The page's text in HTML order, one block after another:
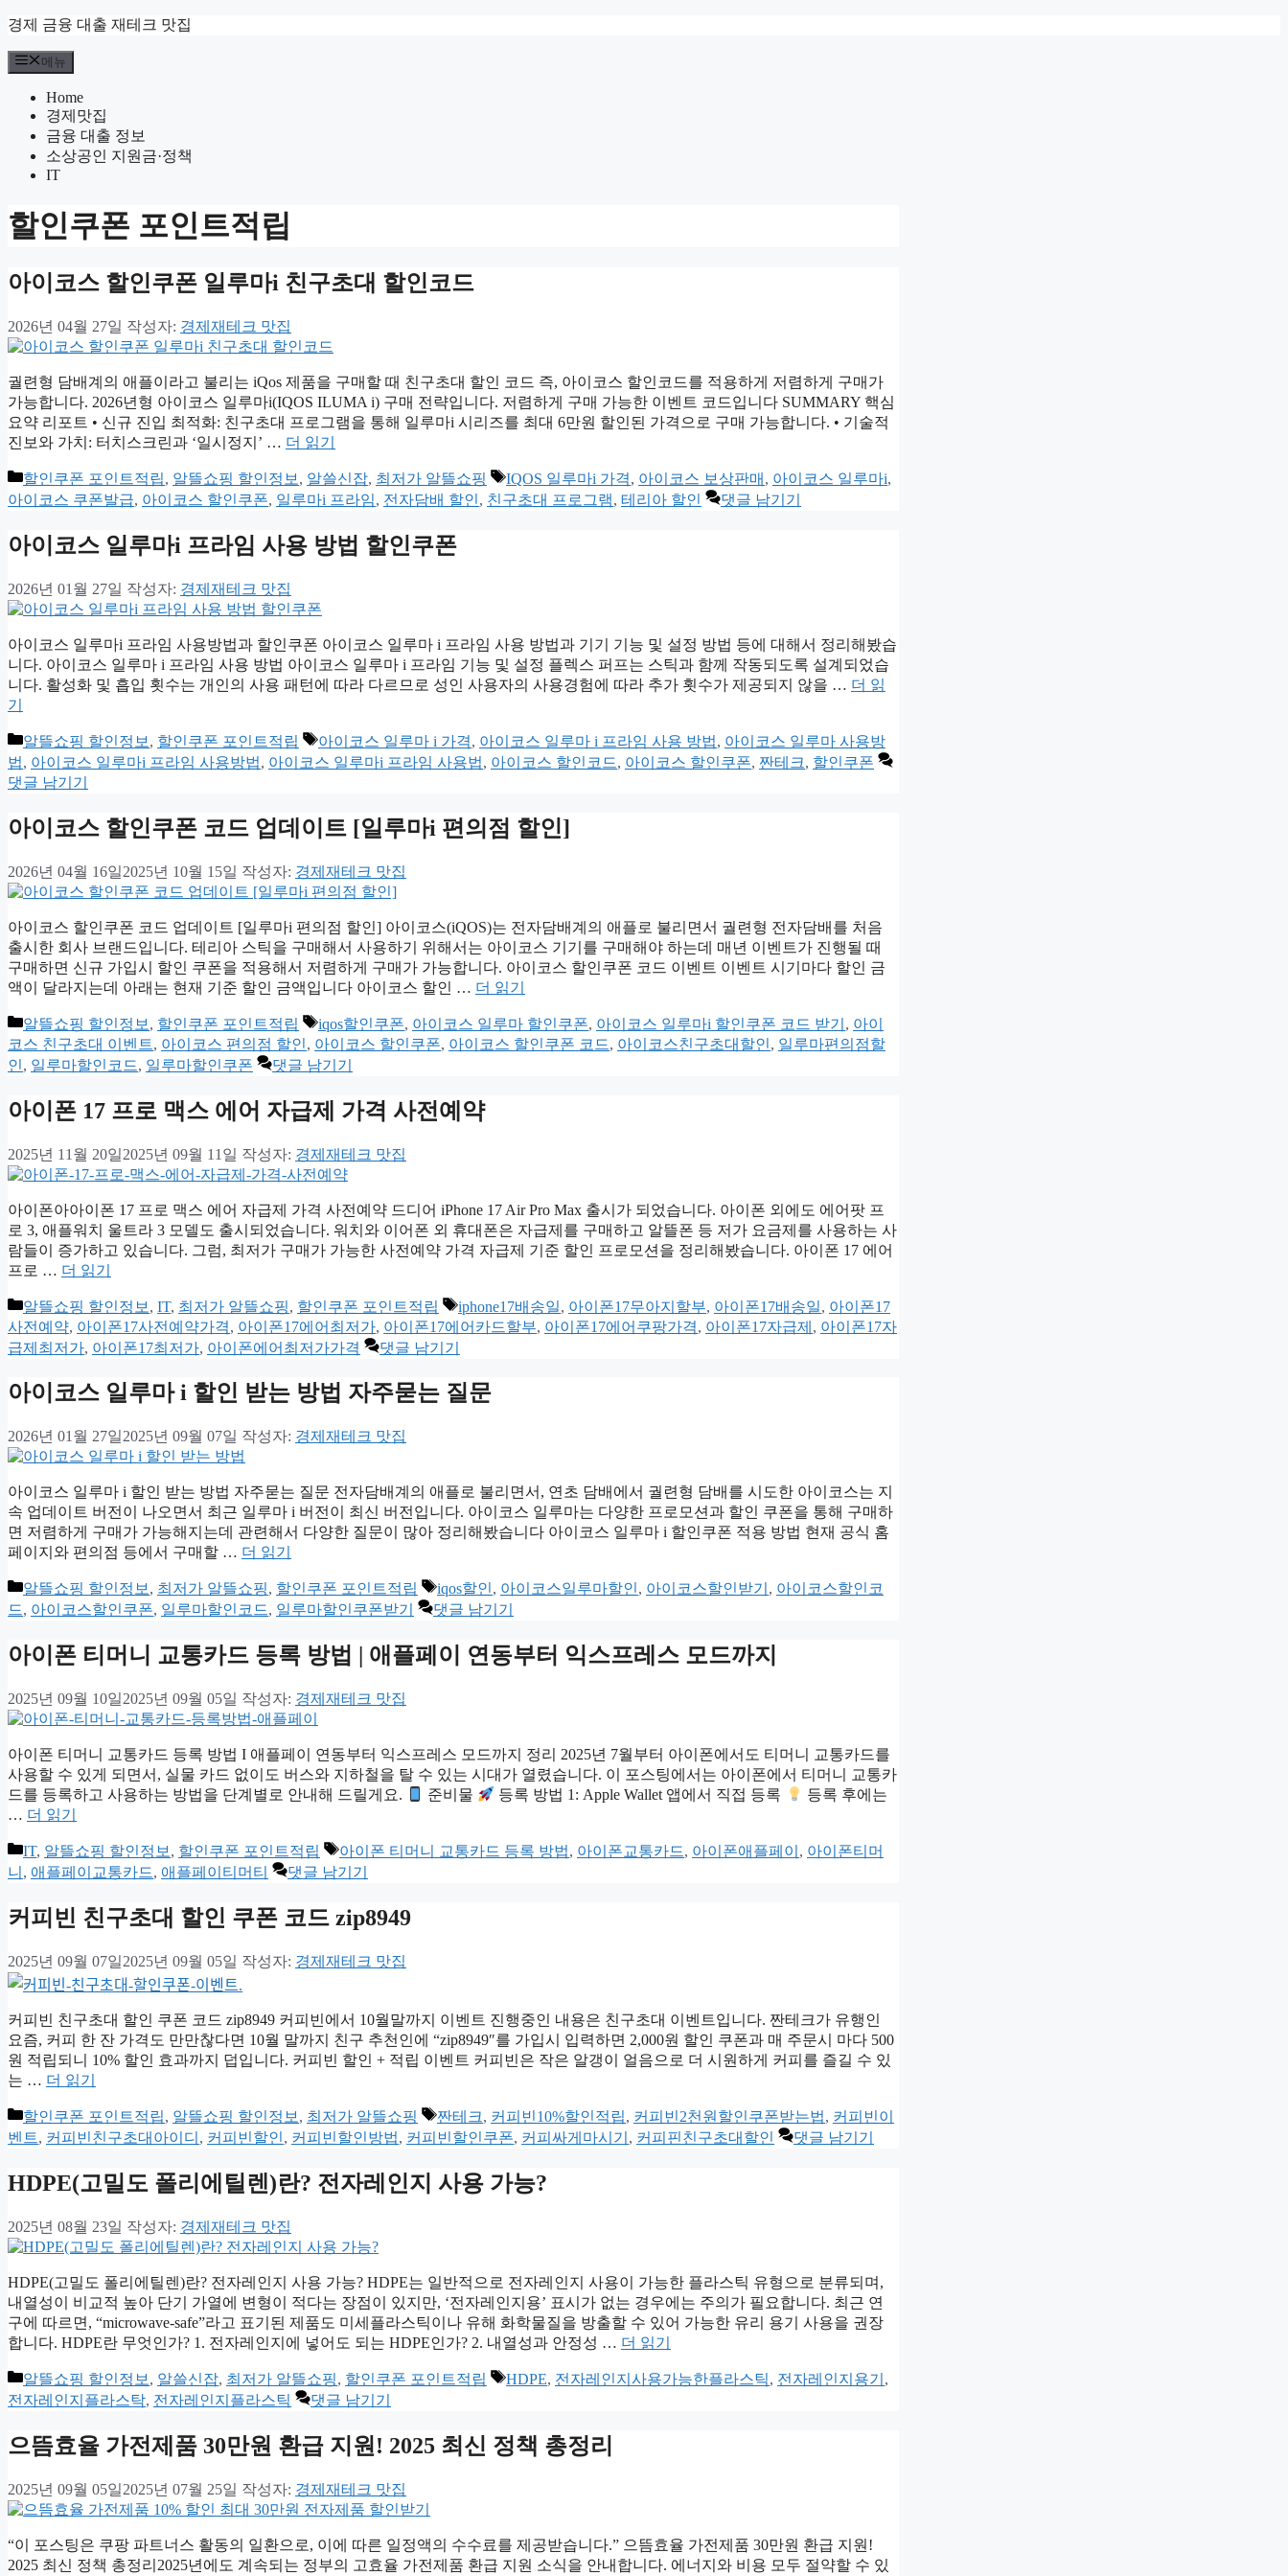
컨
츠
경제 금융 대출 재테크 맛집
메뉴
Home
경제맛집
금융 대출 정보
소상공인 지원금·정책
IT
할인쿠폰 포인트적립
아이코스 할인쿠폰 일루마i 친구초대 할인코드
2026년 04월 27일 작성자: 경제재테크 맛집
궐련형 담배계의 애플이라고 불리는 iQos 제품을 구매할 때 친구초대 할인 코드 즉, 아이코스 할인코드를 적용하게 저렴하게 구매가
가능합니다. 2026년형 아이코스 일루마i(IQOS ILUMA i) 구매 전략입니다. 저렴하게 구매 가능한 이벤트 코드입니다 SUMMARY 핵심
요약 리포트 • 신규 진입 최적화: 친구초대 프로그램을 통해 일루마i 시리즈를 최대 6만원 할인된 가격으로 구매 가능합니다. • 기술적
진보와 가치: 터치스크린과 ‘일시정지’ … 더 읽기
카
테
리
할인쿠폰 포인트적립, 알뜰쇼핑 할인정보 , 알쓸신잡, 최저가 알뜰쇼핑
태
그
IQOS 일루마i 가격, 아이코스 보상판매 , 아이코스 일루마i,
아이코스 쿠폰발급, 아이코스 할인쿠폰, 일루마i 프라임, 전자담배 할인, 친구초대 프로그램, 테리아 할인 댓글 남기기
아이코스 일루마i 프라임 사용 방법 할인쿠폰
2026년 01월 27일 작성자: 경제재테크 맛집
아이코스 일루마i 프라임 사용방법과 할인쿠폰 아이코스 일루마 i 프라임 사용 방법과 기기 기능 및 설정 방법 등에 대해서 정리해봤습
니다. 아이코스 일루마 i 프라임 사용 방법 아이코스 일루마 i 프라임 기능 및 설정 플렉스 퍼프는 스틱과 함께 작동되도록 설계되었습
니다. 활성화 및 흡입 횟수는 개인의 사용 패턴에 따라 다르므로 성인 사용자의 사용경험에 따라 추가 횟수가 제공되지 않을 … 더 읽
기
카
테
고
알뜰쇼핑 할인정보 , 할인쿠폰 포인트적립
태
그
아이코스 일루마 i 가격, 아이코스 일루마 i 프라임 사용 방법, 아이코스 일루마 사용방
법, 아이코스 일루마i 프라임 사용방법, 아이코스 일루마i 프라임 사용법, 아이코스 할인코드, 아이코스 할인쿠폰, 짠테크, 할인쿠폰
댓글 남기기
아이코스 할인쿠폰 코드 업데이트 [일루마i 편의점 할인]
2026년 04월 16일2025년 10월 15일 작성자: 경제재테크 맛집
아이코스 할인쿠폰 코드 업데이트 [일루마i 편의점 할인] 아이코스(iQOS)는 전자담배계의 애플로 불리면서 궐련형 전자담배를 처음
출시한 회사 브랜드입니다. 테리아 스틱을 구매해서 사용하기 위해서는 아이코스 기기를 구매해야 하는데 매년 이벤트가 진행될 때
구매하면 신규 가입시 할인 쿠폰을 적용해서 저렴하게 구매가 가능합니다. 아이코스 할인쿠폰 코드 이벤트 이벤트 시기마다 할인 금
액이 달라지는데 아래는 현재 기준 할인 금액입니다 아이코스 할인 … 더 읽기
카
테
고
알뜰쇼핑 할인정보 , 할인쿠폰 포인트적립
태
그
iqos할인쿠폰, 아이코스 일루마 할인쿠폰, 아이코스 일루마i 할인쿠폰 코드 받기 , 아이
코스 친구초대 이벤트, 아이코스 편의점 할인, 아이코스 할인쿠폰, 아이코스 할인쿠폰 코드, 아이코스친구초대할인, 일루마편의점할
인, 일루마할인코드, 일루마할인쿠폰 댓글 남기기
아이폰 17 프로 맥스 에어 자급제 가격 사전예약
2025년 11월 20일2025년 09월 11일 작성자: 경제재테크 맛집
아이폰아아이폰 17 프로 맥스 에어 자급제 가격 사전예약 드디어 iPhone 17 Air Pro Max 출시가 되었습니다. 아이폰 외에도 에어팟 프
로 3, 애플워치 울트라 3 모델도 출시되었습니다. 워치와 이어폰 외 휴대폰은 자급제를 구매하고 알뜰폰 등 저가 요금제를 사용하는 사
람들이 증가하고 있습니다. 그럼, 최저가 구매가 가능한 사전예약 가격 자급제 기준 할인 프로모션을 정리해봤습니다. 아이폰 17 에어
프로 … 더 읽기
카
테
고
알뜰쇼핑 할인정보 , IT, 최저가 알뜰쇼핑, 할인쿠폰 포인트적립
태
그
iphone17배송일, 아이폰17무아지할부, 아이폰17배송일, 아이폰17
사전예약, 아이폰17사전예약가격, 아이폰17에어최저가, 아이폰17에어카드할부, 아이폰17에어쿠팡가격, 아이폰17자급제 , 아이폰17자
급제최저가, 아이폰17최저가, 아이폰에어최저가가격 댓글 남기기
아이코스 일루마 i 할인 받는 방법 자주묻는 질문
2026년 01월 27일2025년 09월 07일 작성자: 경제재테크 맛집
아이코스 일루마 i 할인 받는 방법 자주묻는 질문 전자담배계의 애플로 불리면서, 연초 담배에서 궐련형 담배를 시도한 아이코스는 지
속 업데이트 버전이 나오면서 최근 일루마 i 버전이 최신 버전입니다. 아이코스 일루마는 다양한 프로모션과 할인 쿠폰을 통해 구매하
면 저렴하게 구매가 가능해지는데 관련해서 다양한 질문이 많아 정리해봤습니다 아이코스 일루마 i 할인쿠폰 적용 방법 현재 공식 홈
페이지와 편의점 등에서 구매할 … 더 읽기
카
테
리
알뜰쇼핑 할인정보 , 최저가 알뜰쇼핑, 할인쿠폰 포인트적립
태
그
iqos할인, 아이코스일루마할인, 아이코스할인받기 , 아이코스할인코
드, 아이코스할인쿠폰, 일루마할인코드, 일루마할인쿠폰받기 댓글 남기기
아이폰 티머니 교통카드 등록 방법 | 애플페이 연동부터 익스프레스 모드까지
2025년 09월 10일2025년 09월 05일 작성자: 경제재테크 맛집
아이폰 티머니 교통카드 등록 방법 I 애플페이 연동부터 익스프레스 모드까지 정리 2025년 7월부터 아이폰에서도 티머니 교통카드를
사용할 수 있게 되면서, 실물 카드 없이도 버스와 지하철을 탈 수 있는 시대가 열렸습니다. 이 포스팅에서는 아이폰에서 티머니 교통카
드를 등록하고 사용하는 방법을 단계별로 안내해 드릴게요.
준비물 등록 방법 1: Apple Wallet 앱에서 직접 등록
등록 후에는
… 더 읽기
카
테
리
IT, 알뜰쇼핑 할인정보 , 할인쿠폰 포인트적립
태
그
아이폰 티머니 교통카드 등록 방법, 아이폰교통카드, 아이폰애플페이 , 아이폰티머
니 , 애플페이교통카드, 애플페이티머티 댓글 남기기
커피빈 친구초대 할인 쿠폰 코드 zip8949
2025년 09월 07일2025년 09월 05일 작성자: 경제재테크 맛집
커피빈 친구초대 할인 쿠폰 코드 zip8949 커피빈에서 10월말까지 이벤트 진행중인 내용은 친구초대 이벤트입니다. 짠테크가 유행인
요즘, 커피 한 잔 가격도 만만찮다면 10월 말까지 친구 추천인에 “zip8949″를 가입시 입력하면 2,000원 할인 쿠폰과 매 주문시 마다 500
원 적립되니 10% 할인 효과까지 덥입니다. 커피빈 할인 + 적립 이벤트 커피빈은 작은 알갱이 얼음으로 더 시원하게 커피를 즐길 수 있
는 … 더 읽기
카
테
리
할인쿠폰 포인트적립, 알뜰쇼핑 할인정보 , 최저가 알뜰쇼핑
태
그
짠테크, 커피빈10%할인적립, 커피빈2천원할인쿠폰받는법, 커피빈이
벤트, 커피빈친구초대아이디 , 커피빈할인, 커피빈할인방법, 커피빈할인쿠폰, 커피싸게마시기 , 커피핀친구초대할인 댓글 남기기
HDPE(고밀도 폴리에틸렌)란? 전자레인지 사용 가능?
2025년 08월 23일 작성자: 경제재테크 맛집
HDPE(고밀도 폴리에틸렌)란? 전자레인지 사용 가능? HDPE는 일반적으로 전자레인지 사용이 가능한 플라스틱 유형으로 분류되며,
내열성이 비교적 높아 단기 가열에 변형이 적다는 장점이 있지만, ‘전자레인지용’ 표시가 없는 경우에는 주의가 필요합니다. 최근 연
구에 따르면, “microwave-safe”라고 표기된 제품도 미세플라스틱이나 유해 화학물질을 방출할 수 있어 가능한 유리 용기 사용을 권장
합니다. HDPE란 무엇인가? 1. 전자레인지에 넣어도 되는 HDPE인가? 2. 내열성과 안정성 … 더 읽기
카
테
리
알뜰쇼핑 할인정보 , 알쓸신잡, 최저가 알뜰쇼핑, 할인쿠폰 포인트적립
태
HDPE, 전자레인지사용가능한플라스틱, 전자레인지용기 ,
전자레인지플라스탁, 전자레인지플라스틱 댓글 남기기
으뜸효율 가전제품 30만원 환급 지원! 2025 최신 정책 총정리
2025년 09월 05일2025년 07월 25일 작성자: 경제재테크 맛집
“이 포스팅은 쿠팡 파트너스 활동의 일환으로, 이에 따른 일정액의 수수료를 제공받습니다.” 으뜸효율 가전제품 30만원 환급 지원!
2025 최신 정책 총정리2025년에도 계속되는 정부의 고효율 가전제품 환급 지원 소식을 안내합니다. 에너지와 비용 모두 절약할 수 있